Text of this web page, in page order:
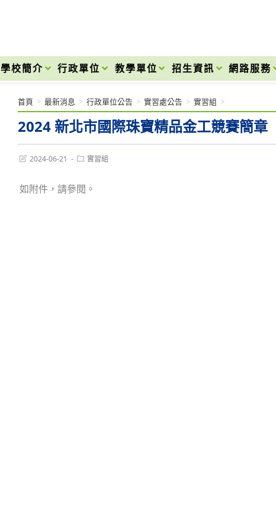
學校簡介 行政單位 教學單位 招生資訊 網路服務
2024 新北市國際珠寶精品金工競賽簡章
首頁 > 最新消息 > 行政單位公告 > 實習處公告 > 實習組 >
Post2024-06-21
Post實習組
如附件，請參閱。